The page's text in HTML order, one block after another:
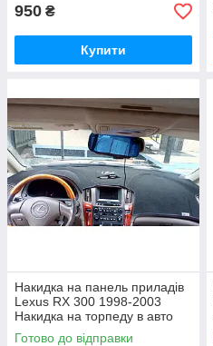
950 ₴
Купити
Накидка на панель приладів
Lexus RX 300 1998-2003
Накидка на торпеду в авто
Лексус
Готово до відправки